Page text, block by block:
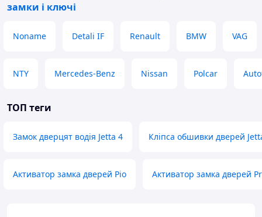
замки і ключі
Noname Detali IF Renault BMW VAG
NTY Mercedes-Benz Nissan Polcar
ТОП теги
Замок дверцят водія Jetta 4 Кліпса обшивки дверей
Активатор замка дверей Ріо Активатор замка дверей